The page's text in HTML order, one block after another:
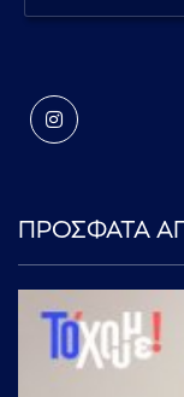
ΠΡΟΣΦΑΤΑ